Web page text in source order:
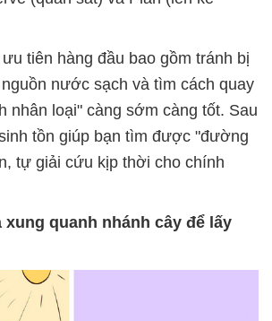
tiên hàng đầu bao gồm tránh bị
nước sạch và tìm cách quay
nhân loại" càng sớm càng tốt. Sau
tồn giúp bạn tìm được "đường
tự giải cứu kịp thời cho chính
xung quanh nhánh cây để lấy